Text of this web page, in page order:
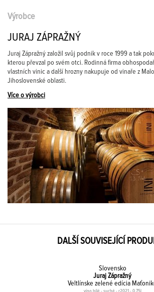
Výrobce
JURAJ ZÁPRAŽNÝ
Juraj Zápražný založil svůj podnik v roce 1999 a tak
kterou převzal po svém otci. Rodinná firma
vlastních vinic a další hrozny nakupuje od vinaře z
Jihoslovenské oblasti.
Více o výrobci
DALŠÍ SOUVISEJÍCÍ
Slovensko
Juraj Zápražný
Veltlínske zelené edícia
víno bílé - suché - r2021 - 0,75l